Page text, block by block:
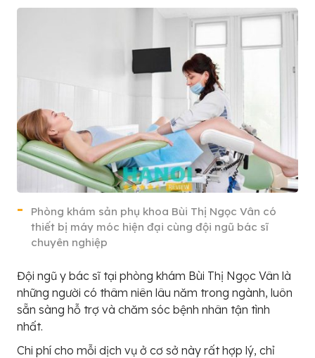
Phòng khám sản phụ khoa Bùi Thị Ngọc Vân có
thiết bị máy móc hiện đại cùng đội ngũ bác sĩ
chuyên nghiệp
Đội ngũ y bác sĩ tại phòng khám Bùi Thị Ngọc Vân là
những người có thâm niên lâu năm trong ngành, luôn
sẵn sàng hỗ trợ và chăm sóc bệnh nhân tận tình
nhất.
Chi phí cho mỗi dịch vụ ở cơ sở này rất hợp lý, chỉ